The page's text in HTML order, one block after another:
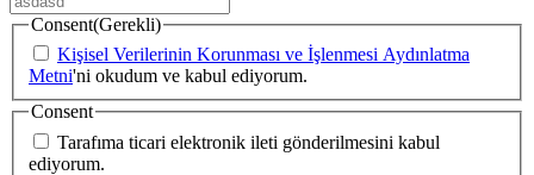
Consent(Gerekli)
Kişisel Verilerinin Korunması ve İşlenmesi Aydınlatma
Metni'ni okudum ve kabul ediyorum.
Consent
Tarafıma ticari elektronik ileti gönderilmesini kabul
ediyorum.